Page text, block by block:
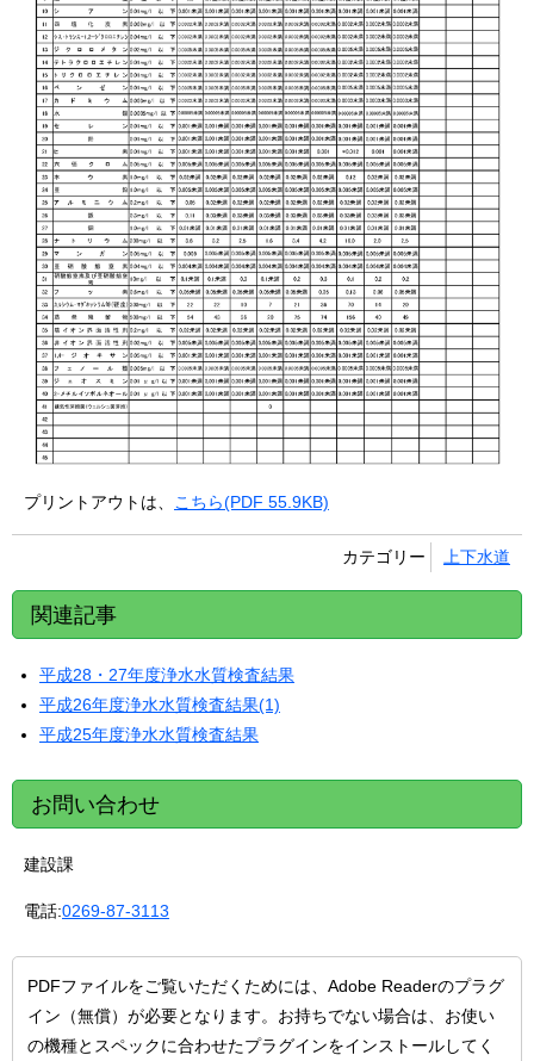
プリントアウトは、 こちら(PDF 55.9KB)
カテゴリー 上下水道
関連記事
平成28・27年度浄水水質検査結果
平成26年度浄水水質検査結果(1)
平成25年度浄水水質検査結果
お問い合わせ
建設課
電話:0269-87-3113
PDFファイルをご覧いただくためには、Adobe Readerのプラグ
イン（無償）が必要となります。お持ちでない場合は、お使い
の機種とスペックに合わせたプラグインをインストールしてく